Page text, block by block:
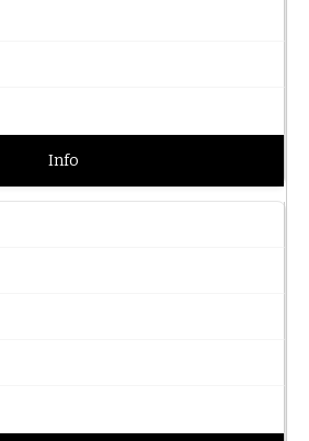
Info